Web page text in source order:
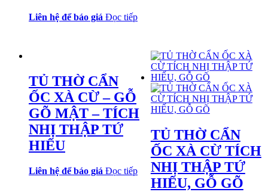
Liên hệ để báo giá Đọc tiếp
TỦ THỜ CẨN
ỐC XÀ CỪ – GỖ
GÕ MẬT – TÍCH
NHỊ THẬP TỨ
HIẾU
Liên hệ để báo giá Đọc tiếp
TỦ THỜ CẨN
ỐC XÀ CỪ TÍCH
NHỊ THẬP TỨ
HIẾU, GỖ GÕ